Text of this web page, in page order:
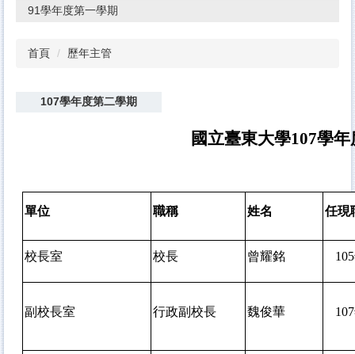
91學年度第一學期
首頁 歷年主管
107學年度第二學期
國立臺東大學107學
單位 職稱 姓名 任現
校長室 校長 曾耀銘 105
副校長室 行政副校長 魏俊華 107